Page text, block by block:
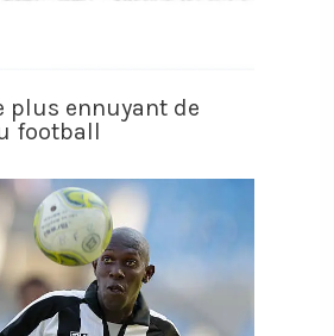
plus ennuyant de
football